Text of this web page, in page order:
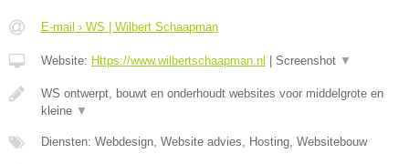
E-mail › WS | Wilbert Schaapman
Website: Https://www.wilbertschaapman.nl Screenshot ▼
WS ontwerpt, bouwt en onderhoudt websites voor middelgrote en
kleine ▼
Diensten: Webdesign, Website advies, Hosting, Websitebouw